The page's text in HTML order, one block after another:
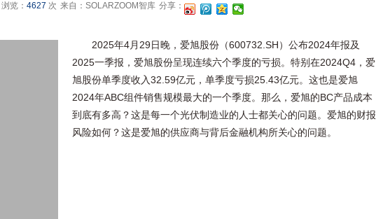
浏览： 4627 次 来自：SOLARZOOM智库 分享：
2025年4月29日晚，爱旭股份（600732.SH）公布2024年报及
2025一季报，爱旭股份呈现连续六个季度的亏损。特别在2024Q4，爱
旭股份单季度收入32.59亿元，单季度亏损25.43亿元。这也是爱旭
2024年ABC组件销售规模最大的一个季度。那么，爱旭的BC产品成本
到底有多高？这是每一个光伏制造业的人士都关心的问题。爱旭的财报
风险如何？这是爱旭的供应商与背后金融机构所关心的问题。